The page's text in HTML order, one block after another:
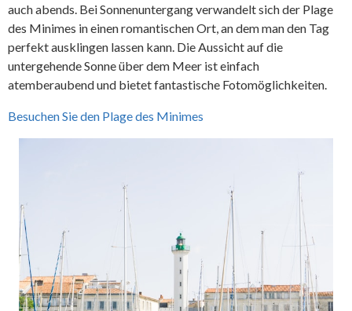
auch abends. Bei Sonnenuntergang verwandelt sich der Plage
des Minimes in einen romantischen Ort, an dem man den Tag
perfekt ausklingen lassen kann. Die Aussicht auf die
untergehende Sonne über dem Meer ist einfach
atemberaubend und bietet fantastische Fotomöglichkeiten.
Besuchen Sie den Plage des Minimes